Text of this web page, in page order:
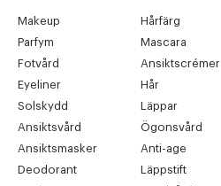
Makeup Hårfärg
Parfym
Mascara
Fotvård
Ansiktscrémer
Eyeliner
Hår
Solskydd
Läppar
Ansiktsvård
Ögonsvård
Ansiktsmasker
Anti-age
Deodorant
Läppstift